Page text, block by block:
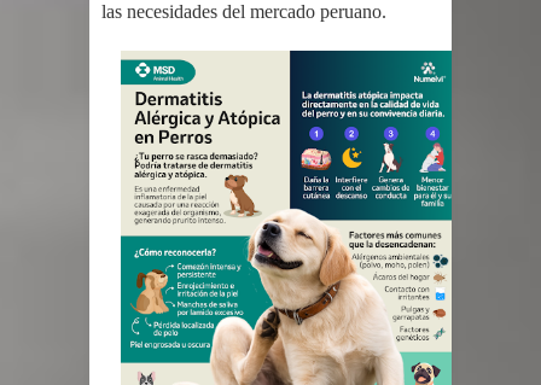
las necesidades del mercado peruano.